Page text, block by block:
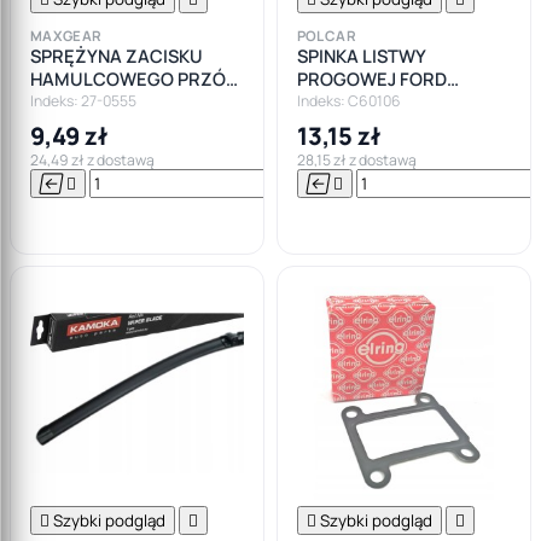
MAXGEAR
SPRĘŻYNA ZACISKU
HAMULCOWEGO PRZÓD
SYSTEM ATE ZESTAW
MONTAŻOWY
Indeks: 27-0555
9,49 zł
24,49 zł z dostawą
  

POLCAR
SPINKA LISTWY
PROGOWEJ FORD
MONDEO MK1 MK2 MK3
MK4
Indeks: C60106
13,15 zł
28,15 zł z dostawą
 
 Szybki podgląd   Szybki podgląd 